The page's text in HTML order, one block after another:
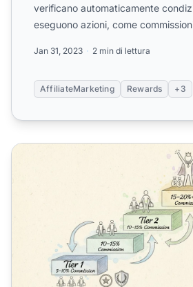
verificano automaticamente
eseguono azioni, come
Jan 31, 2023 2 min di lettura
AffiliateMarketing Rewards +3
Come funzionano le ricompense